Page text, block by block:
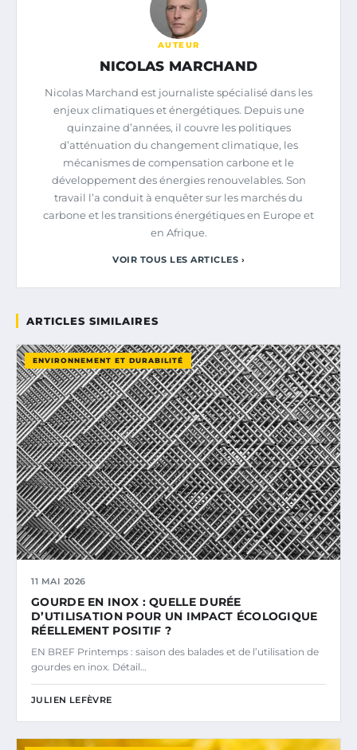
AUTEUR
NICOLAS MARCHAND
Nicolas Marchand est journaliste spécialisé dans les
enjeux climatiques et énergétiques. Depuis une
quinzaine d’années, il couvre les politiques
d’atténuation du changement climatique, les
mécanismes de compensation carbone et le
développement des énergies renouvelables. Son
travail l’a conduit à enquêter sur les marchés du
carbone et les transitions énergétiques en Europe et
en Afrique.
VOIR TOUS LES ARTICLES ›
ARTICLES SIMILAIRES
ENVIRONNEMENT ET DURABILITÉ
11 MAI 2026
GOURDE EN INOX : QUELLE DURÉE
D’UTILISATION POUR UN IMPACT ÉCOLOGIQUE
RÉELLEMENT POSITIF ?
EN BREF Printemps : saison des balades et de l’utilisation de
gourdes en inox. Détail…
JULIEN LEFÈVRE